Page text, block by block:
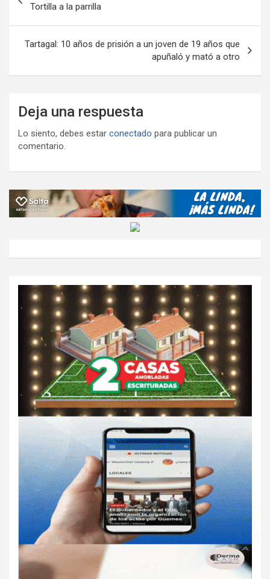
de
entradas
Tortilla a la parrilla
Tartagal: 10 años de prisión a un joven de 19 años que
apuñaló y mató a otro
Deja una respuesta
Lo siento, debes estar conectado para publicar un
comentario.